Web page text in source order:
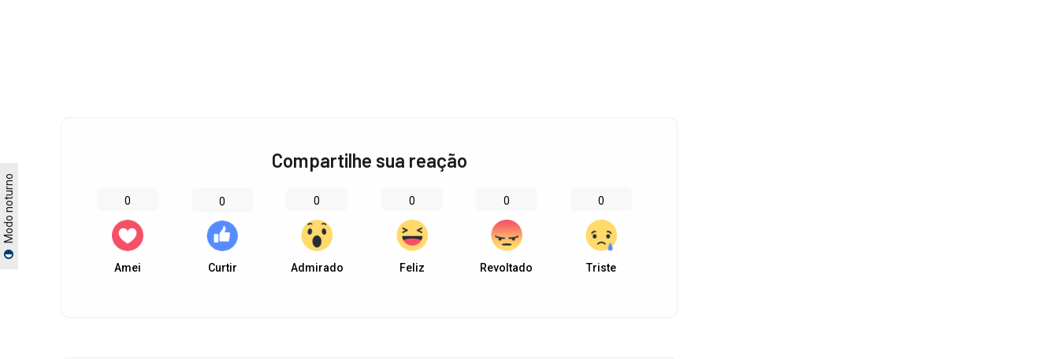
Modo noturno
Compartilhe sua reação
0
Amei
0
Curtir
0
Admirado
0
Feliz
0
Revoltado
0
Triste